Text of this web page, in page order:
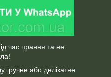
час прання та не
ручне або делікатне